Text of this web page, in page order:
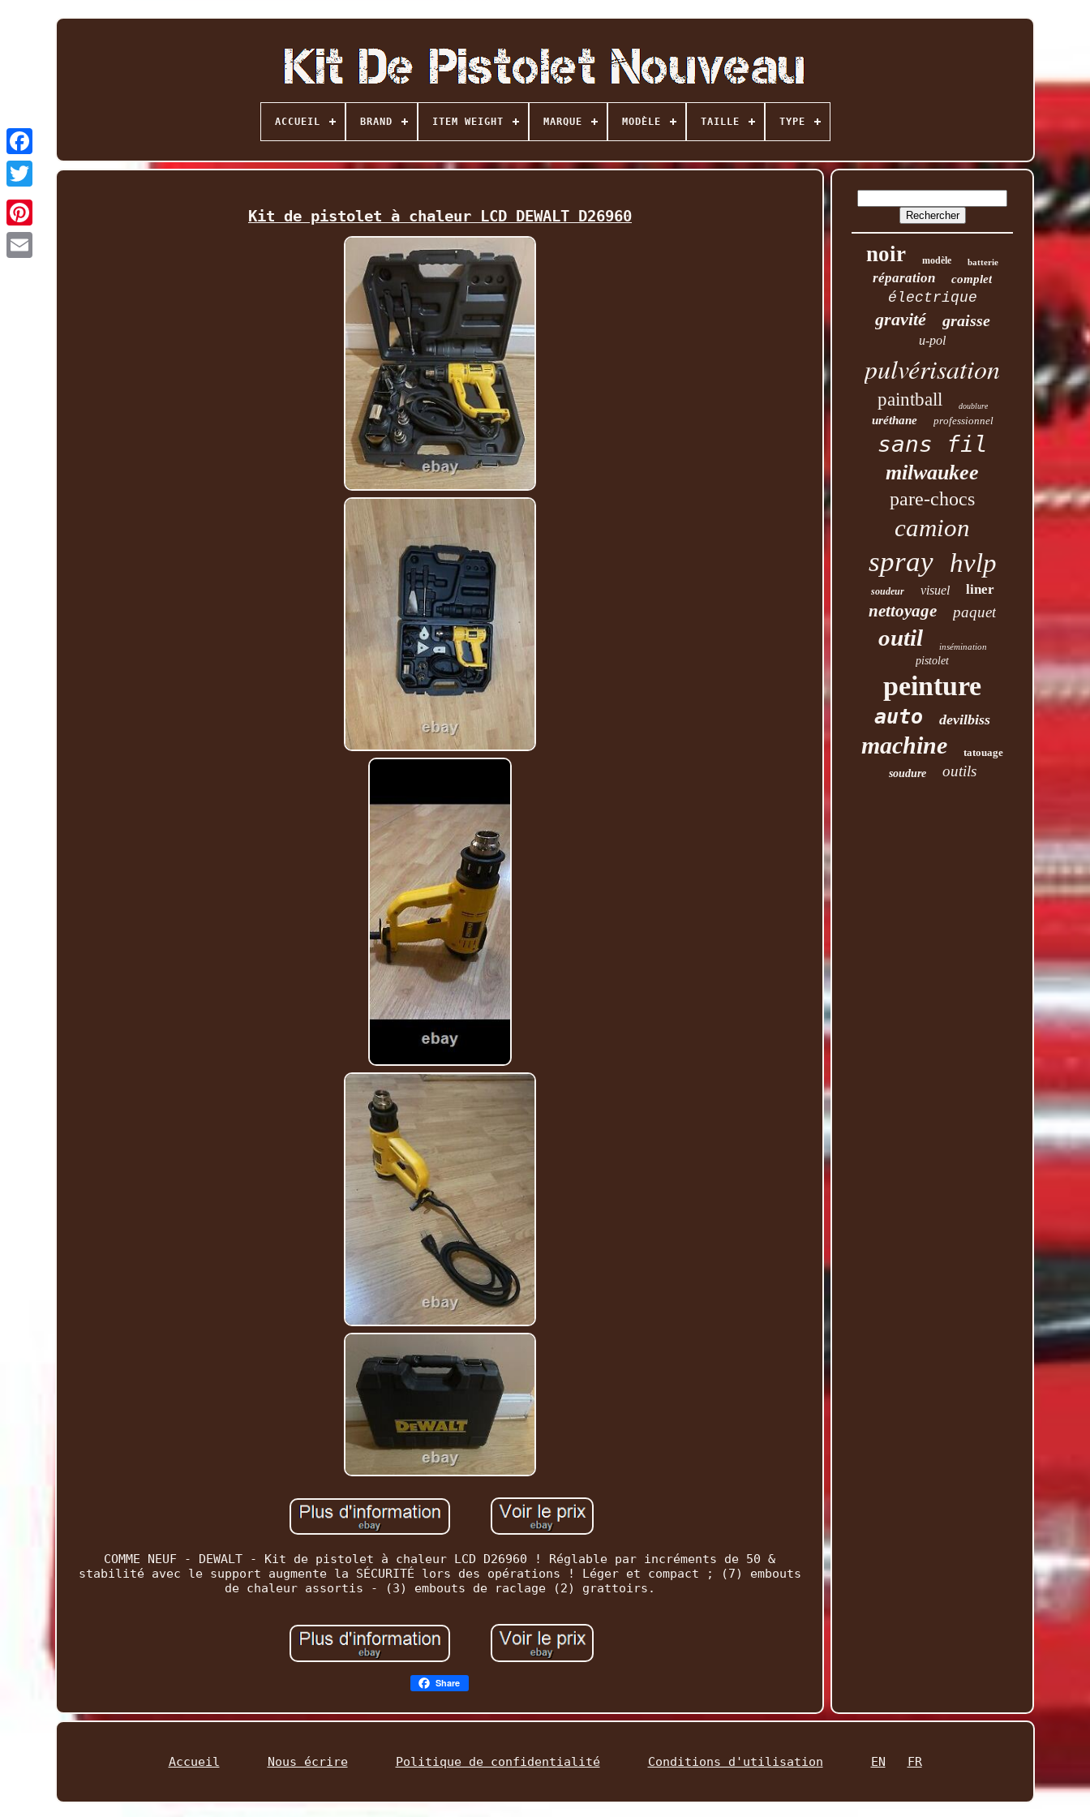
Facebook
Twitter
ACCUEIL BRAND ITEM WEIGHT MARQUE MODÈLE TAILLE TYPE
Kit de pistolet à chaleur LCD DEWALT D26960
COMME NEUF - DEWALT - Kit de pistolet à chaleur LCD D26960 ! Réglable par incréments de 50 &
stabilité avec le support augmente la SÉCURITÉ lors des opérations ! Léger et compact ; (7) embouts
de chaleur assortis - (3) embouts de raclage (2) grattoirs.
Share
noir modèle batterie
réparation complet
électrique
gravité graisse
u-pol
pulvérisation
paintball doublure
uréthane professionnel
sans fil
milwaukee
pare-chocs
camion
spray hvlp
soudeur visuel liner
nettoyage paquet
outil insémination
pistolet
peinture
auto devilbiss
machine
tatouage
soudure
outils
Accueil Nous écrire Politique de confidentialité Conditions d'utilisation EN FR